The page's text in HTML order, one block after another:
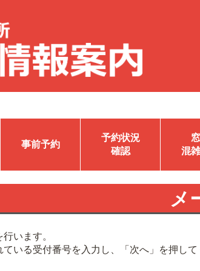
事前予約
予約状況
確認
混
メ
います。
いる受付番号を入力し、「次へ」を押して